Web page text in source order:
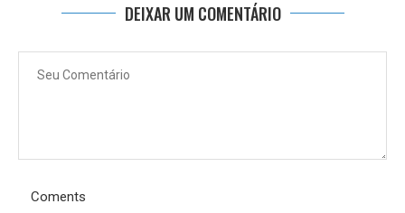
DEIXAR UM COMENTÁRIO
Coments